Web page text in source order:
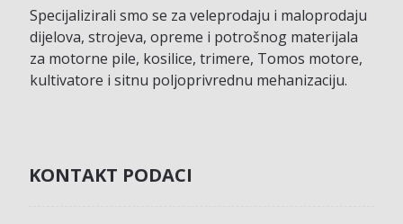
Specijalizirali smo se za veleprodaju i maloprodaju
dijelova, strojeva, opreme i potrošnog materijala
za motorne pile, kosilice, trimere, Tomos motore,
kultivatore i sitnu poljoprivrednu mehanizaciju.
KONTAKT PODACI